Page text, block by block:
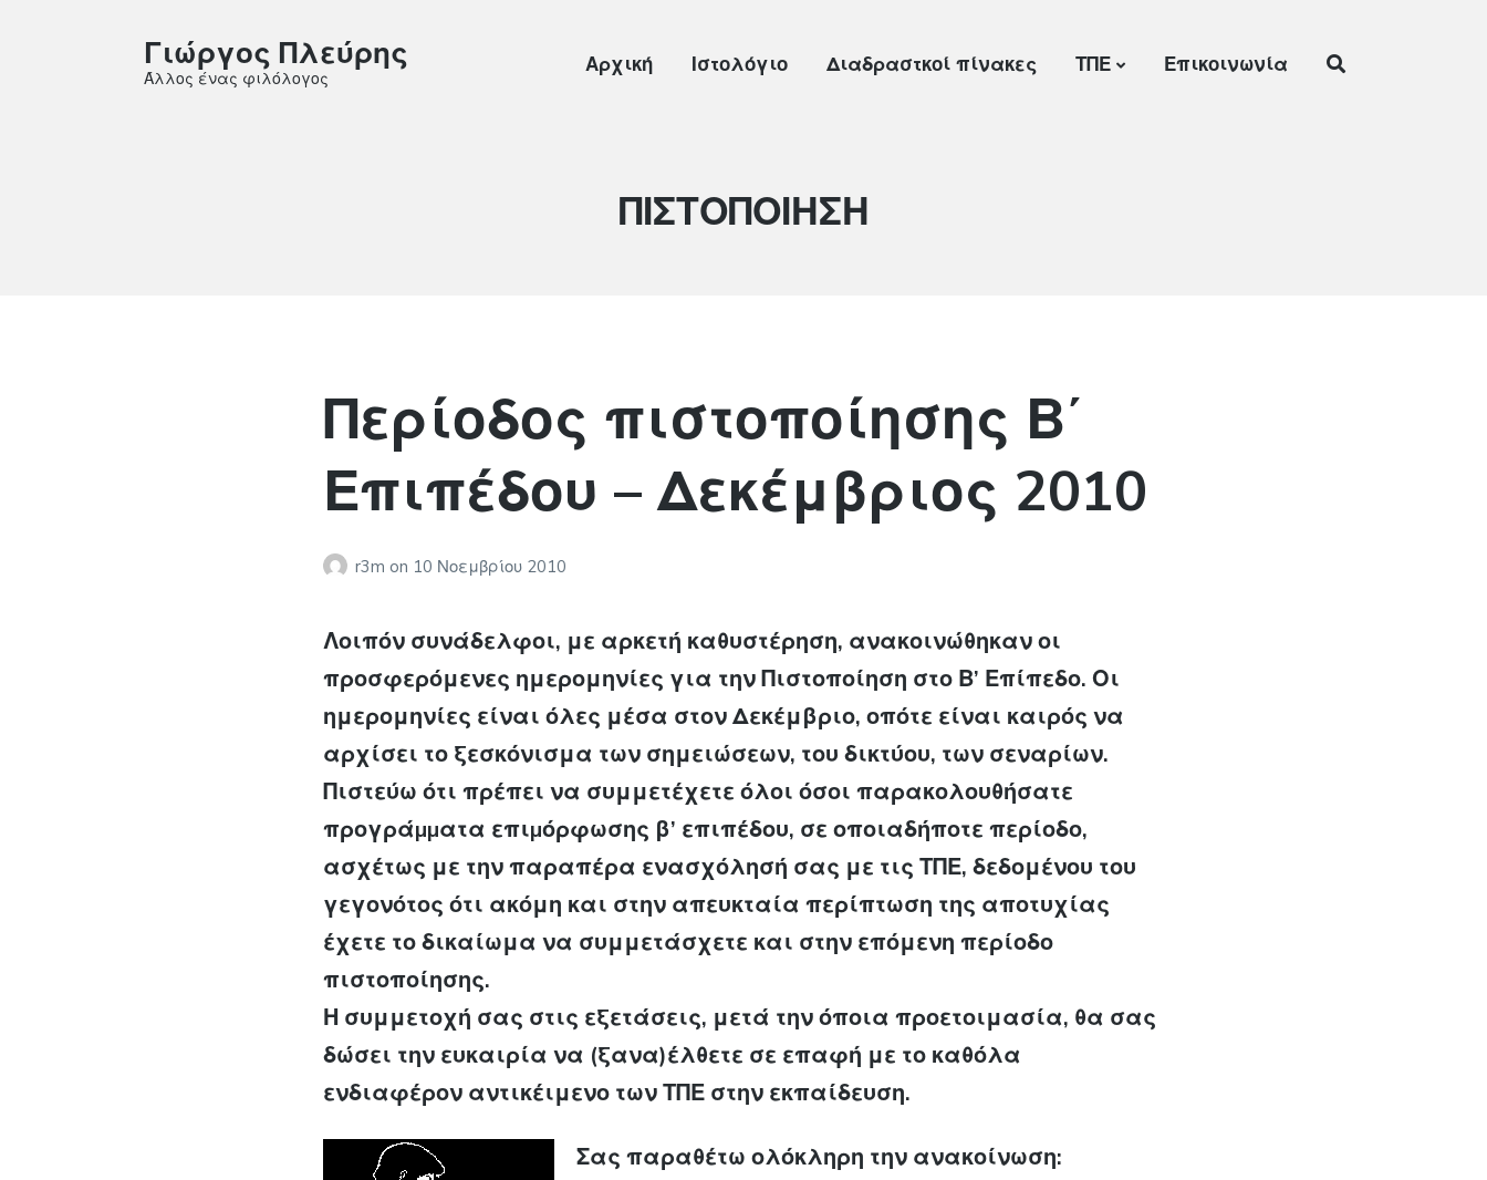
Γιώργος Πλεύρης
Άλλος ένας φιλόλογος
Αρχική Ιστολόγιο Διαδραστκοί πίνακες ΤΠΕ Επικοινωνία
Κατηγορία:
ΠΙΣΤΟΠΟΙΗΣΗ
Περίοδος πιστοποίησης Β΄
Επιπέδου – Δεκέμβριος 2010
r3mon 10 Νοεμβρίου 2010
Λοιπόν συνάδελφοι, με αρκετή καθυστέρηση, ανακοινώθηκαν οι
προσφερόμενες ημερομηνίες για την Πιστοποίηση στο Β’ Επίπεδο. Οι
ημερομηνίες είναι όλες μέσα στον Δεκέμβριο, οπότε είναι καιρός να
αρχίσει το ξεσκόνισμα των σημειώσεων, του δικτύου, των σεναρίων.
Πιστεύω ότι πρέπει να συμμετέχετε όλοι όσοι παρακολουθήσατε
προγράµµατα επιµόρφωσης β’ επιπέδου, σε οποιαδήποτε περίοδο,
ασχέτως με την παραπέρα ενασχόλησή σας με τις ΤΠΕ, δεδομένου του
γεγονότος ότι ακόμη και στην απευκταία περίπτωση της αποτυχίας
έχετε το δικαίωμα να συμμετάσχετε και στην επόμενη περίοδο
πιστοποίησης.
Η συμμετοχή σας στις εξετάσεις, μετά την όποια προετοιμασία, θα σας
δώσει την ευκαιρία να (ξανα)έλθετε σε επαφή με το καθόλα
ενδιαφέρον αντικέιμενο των ΤΠΕ στην εκπαίδευση.
Σας παραθέτω ολόκληρη την ανακοίνωση: